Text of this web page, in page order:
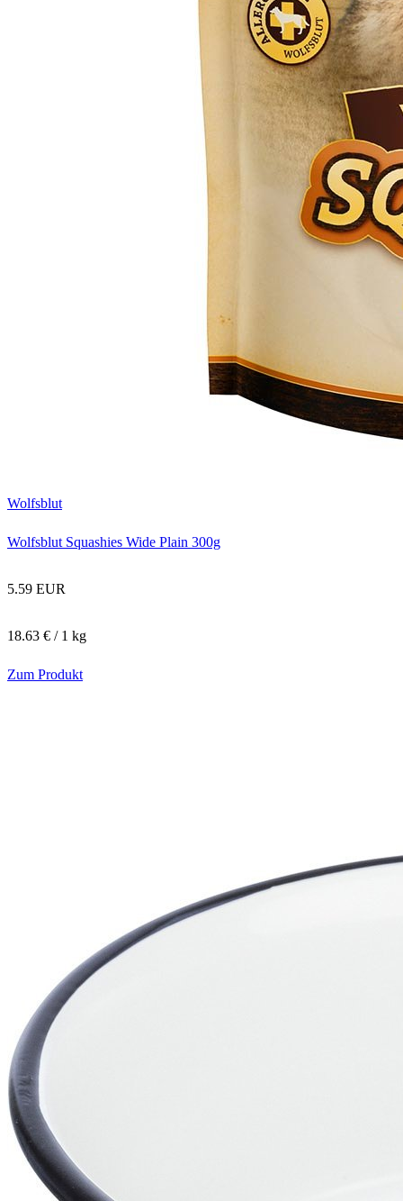
Wolfsblut
Wolfsblut Squashies Wide Plain 300g
5.59 EUR
18.63 € / 1 kg
Zum Produkt